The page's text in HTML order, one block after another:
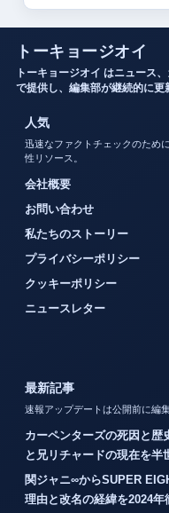
トーキョージオイ
トーキョージオイ はニュース
で提供し、編集部が継続的に更
人気
迅速なファクトチェックのため
性リソース。
会社概要
お問い合わせ
私たちのストーリー
プライバシーポリシー
クッキーポリシー
ニュースレター
最新記事
速報アップデートは公開前に編
カーペンターズの死因と歴
と兄リチャードの現在を半
関ジャニ∞からSUPER
理由と改名の経緯を2024年